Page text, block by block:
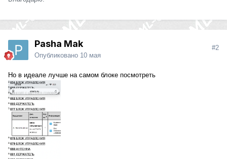
Pasha Mak
Опубликовано 10 мая
#2
Но в идеале лучше на самом блоке посмотреть